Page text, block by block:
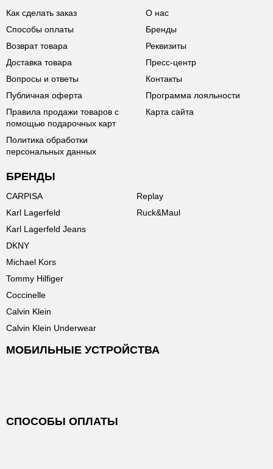
Как сделать заказ
Способы оплаты
Возврат товара
Доставка товара
Вопросы и ответы
Публичная оферта
Правила продажи товаров с
помощью подарочных карт
Политика обработки
персональных данных
О нас
Бренды
Реквизиты
Пресс-центр
Контакты
Программа лояльности
Карта сайта
БРЕНДЫ
CARPISA
Karl Lagerfeld
Karl Lagerfeld Jeans
DKNY
Michael Kors
Tommy Hilfiger
Coccinelle
Calvin Klein
Calvin Klein Underwear
Replay
Ruck&Maul
МОБИЛЬНЫЕ УСТРОЙСТВА
СПОСОБЫ ОПЛАТЫ